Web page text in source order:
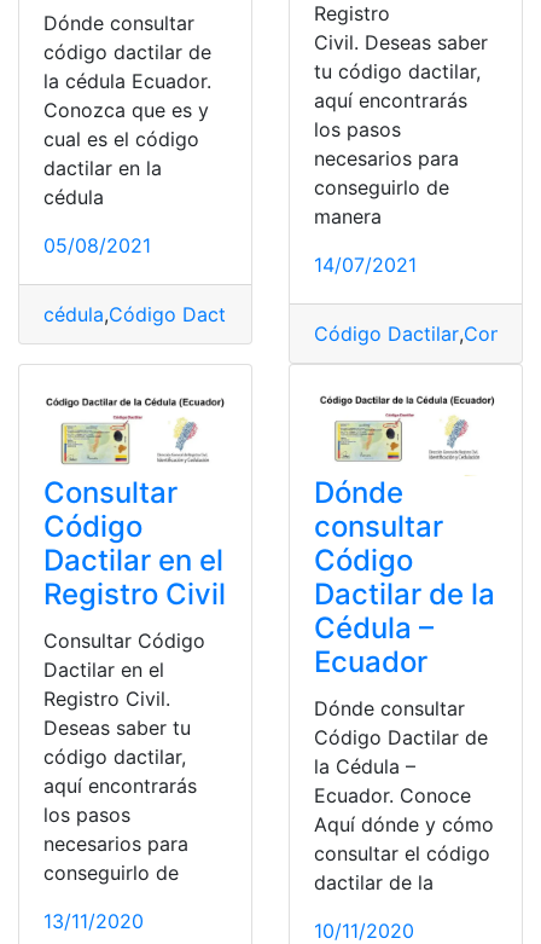
Dónde consultar
código dactilar de
la cédula Ecuador.
Conozca que es y
cual es el código
dactilar en la
cédula
05/08/2021
cédula,Código Dactilar
Registro
Civil. Deseas saber
tu código dactilar,
aquí encontrarás
los pasos
necesarios para
conseguirlo de
manera
14/07/2021
Código Dactilar,
Consultar
Código
Dactilar en el
Registro Civil
Consultar Código
Dactilar en el
Registro Civil.
Deseas saber tu
código dactilar,
aquí encontrarás
los pasos
necesarios para
conseguirlo de
13/11/2020
Dónde
consultar
Código
Dactilar de la
Cédula –
Ecuador
Dónde consultar
Código Dactilar de
la Cédula –
Ecuador. Conoce
Aquí dónde y cómo
consultar el código
dactilar de la
10/11/2020